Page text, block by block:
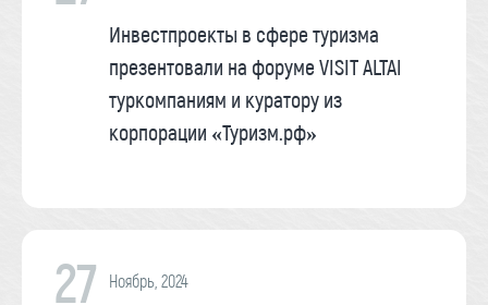
Инвестпроекты в сфере туризма
презентовали на форуме VISIT ALTAI
туркомпаниям и куратору из
корпорации «Туризм.рф»
27 Ноябрь, 2024